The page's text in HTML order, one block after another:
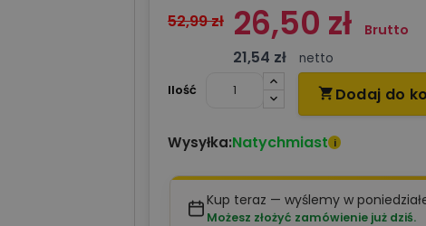
52,99 zł 26,50 zł Brutto
21,54 zł
netto
Ilość
 Dodaj do
Wysyłka:Natychmiast i
Kup teraz — wyślemy w
Możesz złożyć zamówienie już dziś.